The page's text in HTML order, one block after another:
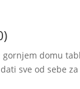
domu
sve od sebe